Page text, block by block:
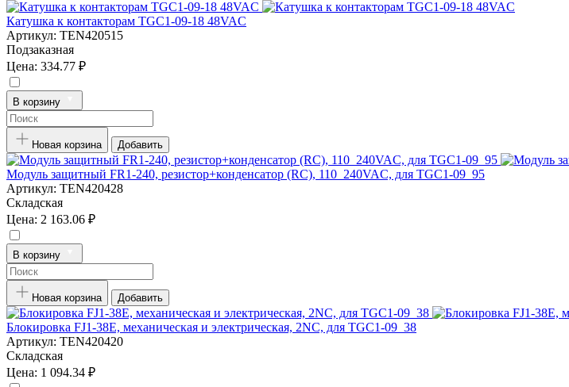
Катушка к контакторам TGC1-09-18 48VAC
Артикул: TEN420515
Подзаказная
Цена: 334.77 ₽
В корзину
Новая корзина Добавить
Модуль защитный FR1-240, резистор+конденсатор (RC), 110_240VAC, для TGC1-09_95
Артикул: TEN420428
Складская
Цена: 2 163.06 ₽
В корзину
Новая корзина Добавить
Блокировка FJ1-38E, механическая и электрическая, 2NC, для TGC1-09_38
Артикул: TEN420420
Складская
Цена: 1 094.34 ₽